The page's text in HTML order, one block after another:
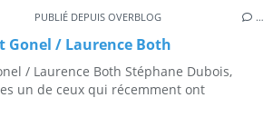
PUBLIÉ DEPUIS OVERBLOG …
Gonel / Laurence Both
/ Laurence Both Stéphane Dubois,
un de ceux qui récemment ont